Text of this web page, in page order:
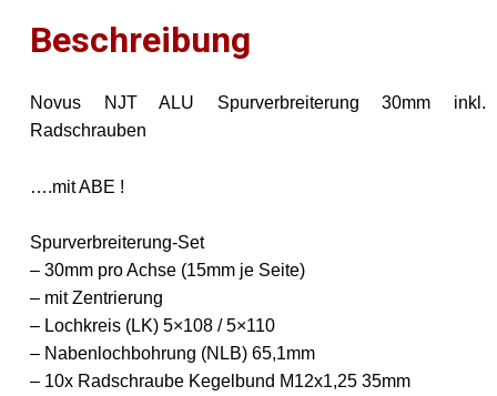
Menge
Beschreibung
Novus NJT ALU Spurverbreiterung 30mm inkl.
Radschrauben
….mit ABE !
Spurverbreiterung-Set
– 30mm pro Achse (15mm je Seite)
– mit Zentrierung
– Lochkreis (LK) 5×108 / 5×110
– Nabenlochbohrung (NLB) 65,1mm
– 10x Radschraube Kegelbund M12x1,25 35mm